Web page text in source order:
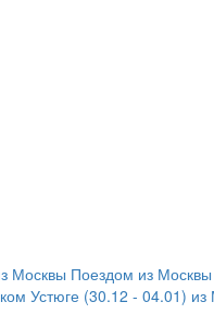
Москвы Поездом из
Устюге (30.12 - 04.01) из